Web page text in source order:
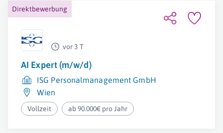
Direktbewerbung
vor 3 T
AI Expert (m/w/d)
ISG Personalmanagement GmbH
Wien
Vollzeit ab 90.000€ pro Jahr